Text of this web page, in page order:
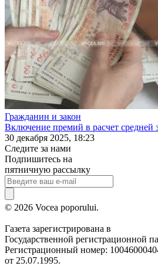
Гражданин и закон
Включение премий в расчет средней
30 декабря 2025, 18:23
Следите за нами
Подпишитесь на
пятничную рассылку
© 2026 Vocea poporului.
Газета зарегистрирована в
Государственной регистрационной
Регистрационный номер:
от 25.07.1995.